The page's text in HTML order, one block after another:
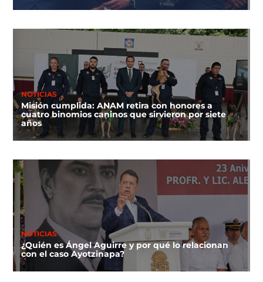
NOTICIAS
Misión cumplida: ANAM retira con honores a
cuatro binomios caninos que sirvieron por siete
años
NOTICIAS
¿Quién es Ángel Aguirre y por qué lo relacionan
con el caso Ayotzinapa?